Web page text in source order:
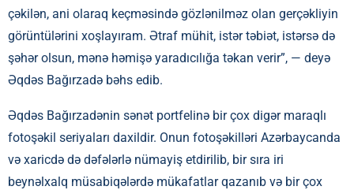
çəkilən, ani olaraq keçməsində gözlənilməz olan gerçəkliyin
görüntülərini xoşlayıram. Ətraf mühit, istər təbiət, istərsə də
şəhər olsun, mənə həmişə yaradıcılığa təkan verir”, — deyə
Əqdəs Bağırzadə bəhs edib.
Əqdəs Bağırzadənin sənət portfelinə bir çox digər maraqlı
fotoşəkil seriyaları daxildir. Onun fotoşəkilləri Azərbaycanda
və xaricdə də dəfələrlə nümayiş etdirilib, bir sıra iri
beynəlxalq müsabiqələrdə mükafatlar qazanıb və bir çox